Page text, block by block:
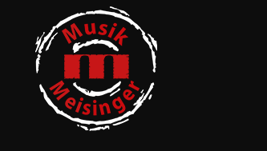
Hauptinhalt springen
Zur Suche springen
Zur Hauptnavigation springen